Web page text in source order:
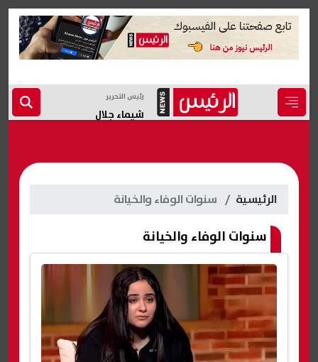
رئيس التحرير
شيماء جلال
الرئيسية سنوات الوفاء والخيانة
سنوات الوفاء والخيانة